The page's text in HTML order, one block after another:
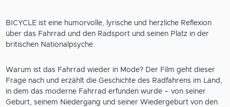
BICYCLE ist eine humorvolle, lyrische und herzliche Reflexion
über das Fahrrad und den Radsport und seinen Platz in der
britischen Nationalpsyche.
Warum ist das Fahrrad wieder in Mode? Der Film geht dieser
Frage nach und erzählt die Geschichte des Radfahrens im Land,
in dem das moderne Fahrrad erfunden wurde – von seiner
Geburt, seinem Niedergang und seiner Wiedergeburt von den